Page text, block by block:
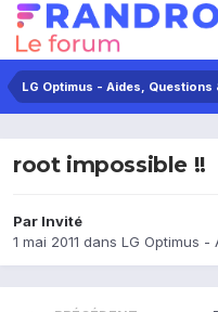
LG Optimus - Aides, Questions
root impossible !!
Par Invité
1 mai 2011 dans LG Optimus -